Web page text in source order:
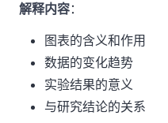
解释内容：
图表的含义和作用
数据的变化趋势
实验结果的意义
与研究结论的关系